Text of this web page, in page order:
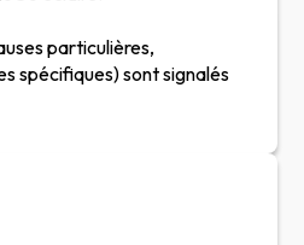
particulières,
spécifiques) sont signalés